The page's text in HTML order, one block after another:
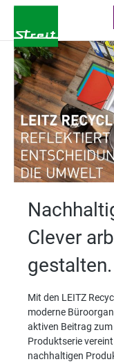
Clever
gestalten.
Mit den LEITZ
moderne
aktiven Beitrag
Produktserie
nachhaltigen